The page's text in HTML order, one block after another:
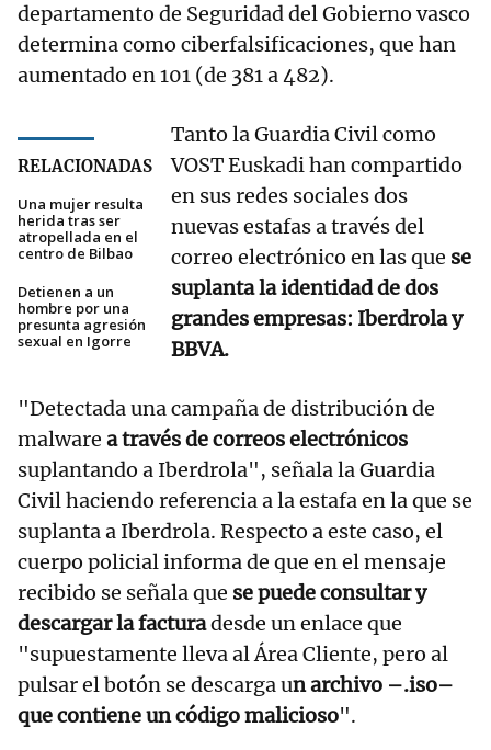
departamento de Seguridad del Gobierno vasco
determina como ciberfalsificaciones, que han
aumentado en 101 (de 381 a 482).
RELACIONADAS
Una mujer resulta
herida tras ser
atropellada en el
centro de Bilbao
Detienen a un
hombre por una
presunta agresión
sexual en Igorre
Tanto la Guardia Civil como
VOST Euskadi han compartido
en sus redes sociales dos
nuevas estafas a través del
correo electrónico en las que se
suplanta la identidad de dos
grandes empresas: Iberdrola y
BBVA.
"Detectada una campaña de distribución de
malware a través de correos electrónicos
suplantando a Iberdrola", señala la Guardia
Civil haciendo referencia a la estafa en la que se
suplanta a Iberdrola. Respecto a este caso, el
cuerpo policial informa de que en el mensaje
recibido se señala que se puede consultar y
descargar la facturadesde un enlace que
"supuestamente lleva al Área Cliente, pero al
pulsar el botón se descarga un archivo –.iso–
que contiene un código malicioso".